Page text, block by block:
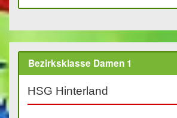
Bezirksklasse Damen 1
HSG Hinterland